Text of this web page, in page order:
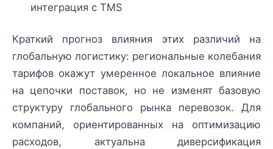
интеграция с TMS
Краткий прогноз влияния этих различий на
глобальную логистику: региональные колебания
тарифов окажут умеренное локальное влияние
на цепочки поставок, но не изменят базовую
структуру глобального рынка перевозок. Для
компаний, ориентированных на оптимизацию
расходов, актуальна диверсификация